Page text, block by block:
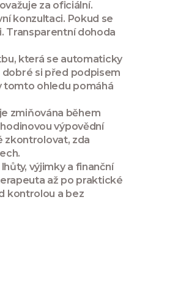
za oficiální.
konzultaci. Pokud se
Transparentní dohoda
která se automaticky
si před podpisem
tomto ohledu pomáhá
zmiňována během
výpovědní
zkontrolovat, zda
výjimky a finanční
až po praktické
kontrolou a bez